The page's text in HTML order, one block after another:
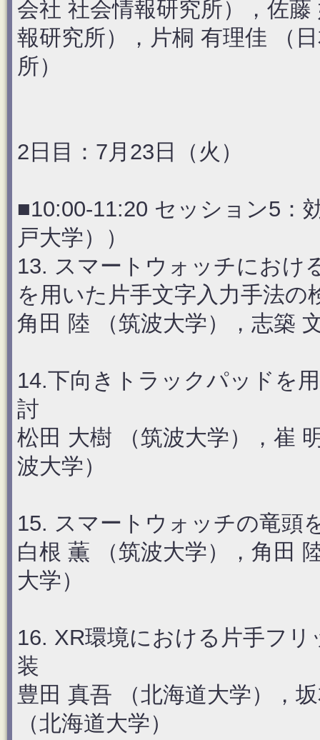
会社 社会情報研究所），佐
報研究所），片桐 有理佳 （
所）
2日目：7月23日（火）
■10:00-11:20 セッション5
戸大学））
13. スマートウォッチにおけ
を用いた片手文字入力手法の
角田 陸 （筑波大学），志築
14.下向きトラックパッドを
討
松田 大樹 （筑波大学），崔
波大学）
15. スマートウォッチの竜頭
白根 薫 （筑波大学），角田
大学）
16. XR環境における片手フ
装
豊田 真吾 （北海道大学），
（北海道大学）